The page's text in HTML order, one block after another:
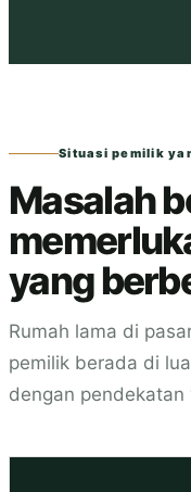
Situasi pemilik
Masalah
yang
Rumah lama di
pemilik berada di
dengan pendekatan